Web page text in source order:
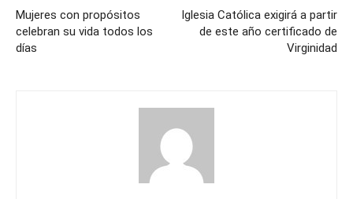
Mujeres con propósitos
celebran su vida todos los
días
Iglesia Católica exigirá a partir
de este año certificado de
Virginidad